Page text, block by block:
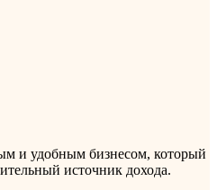
и удобным бизнесом, который
источник дохода.